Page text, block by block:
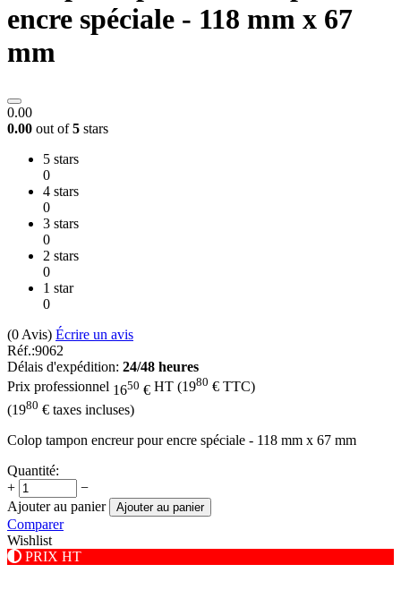
encre spéciale - 118 mm x 67
mm
0.00
0.00 out of5 stars
5 stars
0
4 stars
0
3 stars
0
2 stars
0
1 star
0
(0 Avis) Écrire un avis
Réf.:9062
Délais d'expédition: 24/48 heures
Prix professionnel 1650 € HT (1980 € TTC)
(1980 € taxes incluses)
Colop tampon encreur pour encre spéciale - 118 mm x 67 mm
Quantité:
+
−
Ajouter au panier
Ajouter au panier
Comparer
Wishlist
PRIX HT